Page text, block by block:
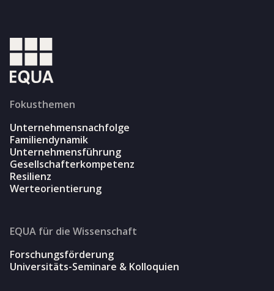
Fokusthemen
Unternehmensnachfolge
Familiendynamik
Unternehmensführung
Gesellschafterkompetenz
Resilienz
Werteorientierung
EQUA für die Wissenschaft
Forschungsförderung
Universitäts-Seminare & Kolloquien